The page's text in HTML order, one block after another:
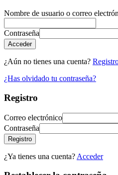
Nombre de usuario o correo
Contraseña
Acceder
¿Aún no tienes una cuenta?
¿Has olvidado tu contraseña?
Registro
Correo electrónico
Contraseña
Registro
¿Ya tienes una cuenta? Acceder